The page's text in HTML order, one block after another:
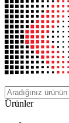
Ürünler